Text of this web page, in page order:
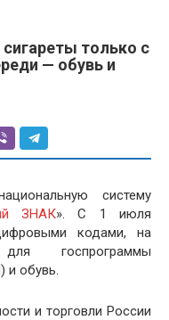
только с
— обувь и
систему
ЗНАК». С 1 июля
кодами, на
госпрограммы
и обувь.
и торговли России